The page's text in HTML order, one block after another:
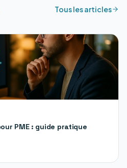
Tous les articles
PME : guide pratique